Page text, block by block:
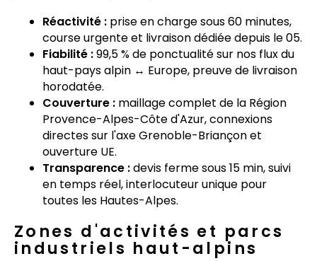
Réactivité : prise en charge sous 60 minutes,
course urgente et livraison dédiée depuis le 05.
Fiabilité :99,5 % de ponctualité sur nos flux du
haut-pays alpin ↔ Europe, preuve de livraison
horodatée.
Couverture : maillage complet de la Région
Provence-Alpes-Côte d'Azur, connexions
directes sur l'axe Grenoble-Briançon et
ouverture UE.
Transparence :devis ferme sous 15 min, suivi
en temps réel, interlocuteur unique pour
toutes les Hautes-Alpes.
Zones d'activités et parcs
industriels haut-alpins